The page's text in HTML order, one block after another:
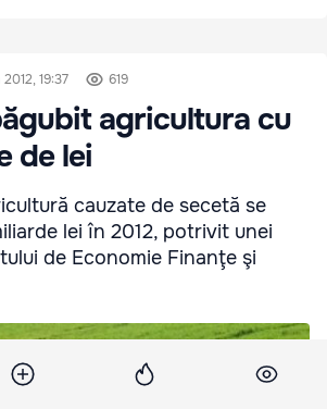
19:37 619
agricultura cu
de lei
cauzate de secetă se
lei în 2012, potrivit unei
de Economie Finanţe şi